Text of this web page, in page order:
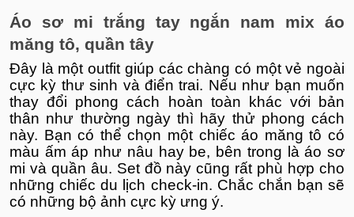
Áo sơ mi trắng tay ngắn nam mix áo
măng tô, quần tây
Đây là một outfit giúp các chàng có một vẻ ngoài
cực kỳ thư sinh và điển trai. Nếu như bạn muốn
thay đổi phong cách hoàn toàn khác với bản
thân như thường ngày thì hãy thử phong cách
này. Bạn có thể chọn một chiếc áo măng tô có
màu ấm áp như nâu hay be, bên trong là áo sơ
mi và quần âu. Set đồ này cũng rất phù hợp cho
những chiếc du lịch check-in. Chắc chắn bạn sẽ
có những bộ ảnh cực kỳ ưng ý.